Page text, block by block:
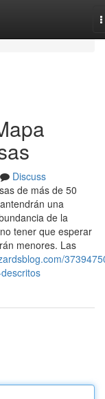
Discuss
de más de 50
una
de la
tener que esperar
menores. Las